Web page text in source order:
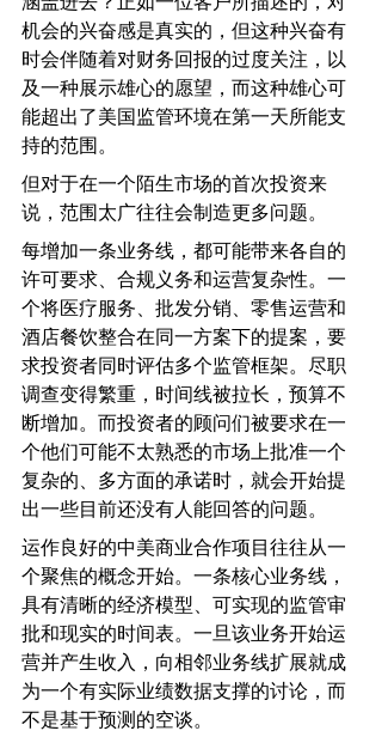
机会的兴奋感是真实的，但这种兴奋有
时会伴随着对财务回报的过度关注，以
及一种展示雄心的愿望，而这种雄心可
能超出了美国监管环境在第一天所能支
持的范围。
但对于在一个陌生市场的首次投资来
说，范围太广往往会制造更多问题。
每增加一条业务线，都可能带来各自的
许可要求、合规义务和运营复杂性。一
个将医疗服务、批发分销、零售运营和
酒店餐饮整合在同一方案下的提案，要
求投资者同时评估多个监管框架。尽职
调查变得繁重，时间线被拉长，预算不
断增加。而投资者的顾问们被要求在一
个他们可能不太熟悉的市场上批准一个
复杂的、多方面的承诺时，就会开始提
出一些目前还没有人能回答的问题。
运作良好的中美商业合作项目往往从一
个聚焦的概念开始。一条核心业务线，
具有清晰的经济模型、可实现的监管审
批和现实的时间表。一旦该业务开始运
营并产生收入，向相邻业务线扩展就成
为一个有实际业绩数据支撑的讨论，而
不是基于预测的空谈。